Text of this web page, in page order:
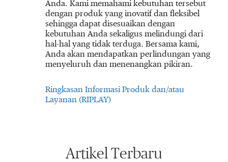
Anda. Kami memahami kebutuhan tersebut
dengan produk yang inovatif dan fleksibel
sehingga dapat disesuaikan dengan
kebutuhan Anda sekaligus melindungi dari
hal-hal yang tidak terduga. Bersama kami,
Anda akan mendapatkan perlindungan yang
menyeluruh dan menenangkan pikiran.
Ringkasan Informasi Produk dan/atau
Layanan (RIPLAY)
Artikel Terbaru